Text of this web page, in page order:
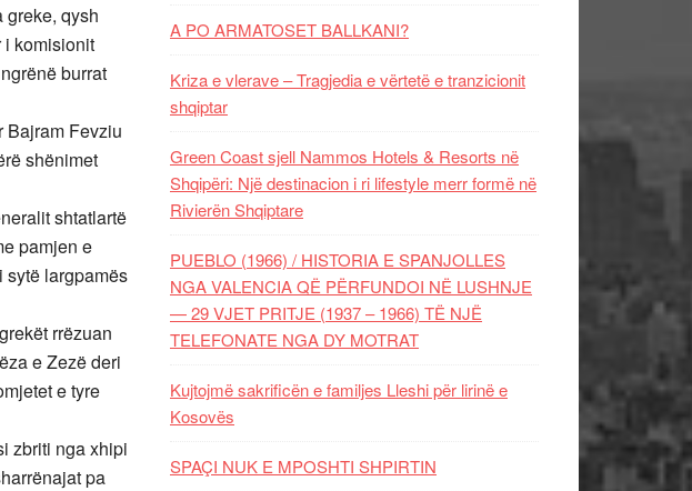
greke, qysh
i komisionit
burrat
Bajram Fevziu
shënimet
shtatlartë
pamjen e
sytë largpamës
rrëzuan
e Zezë deri
e tyre
zbriti nga xhipi
pa
A PO ARMATOSET BALLKANI?
Kriza e vlerave – Tragjedia e vërtetë e tranzicionit
shqiptar
Green Coast sjell Nammos Hotels & Resorts në
Shqipëri: Një destinacion i ri lifestyle merr formë në
Rivierën Shqiptare
PUEBLO (1966) / HISTORIA E SPANJOLLES
NGA VALENCIA QË PËRFUNDOI NË LUSHNJE
— 29 VJET PRITJE (1937 – 1966) TË NJË
TELEFONATE NGA DY MOTRAT
Kujtojmë sakrificën e familjes Lleshi për lirinë e
Kosovës
SPAÇI NUK E MPOSHTI SHPIRTIN